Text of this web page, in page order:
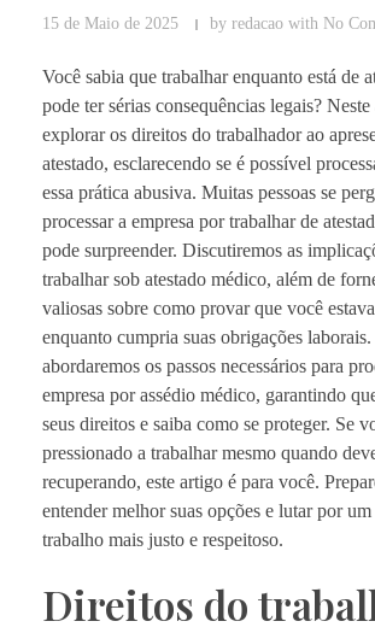
15 de Maio de 2025 by redacao with No
Você sabia que trabalhar enquanto está de
pode ter sérias consequências legais?
explorar os direitos do trabalhador ao
atestado, esclarecendo se é possível
essa prática abusiva. Muitas pessoas se
processar a empresa por trabalhar de
pode surpreender. Discutiremos as
trabalhar sob atestado médico, além de
valiosas sobre como provar que você
enquanto cumpria suas obrigações
abordaremos os passos necessários para
empresa por assédio médico, garantindo
seus direitos e saiba como se proteger. Se
pressionado a trabalhar mesmo quando
recuperando, este artigo é para você.
entender melhor suas opções e lutar por
trabalho mais justo e respeitoso.
Direitos do